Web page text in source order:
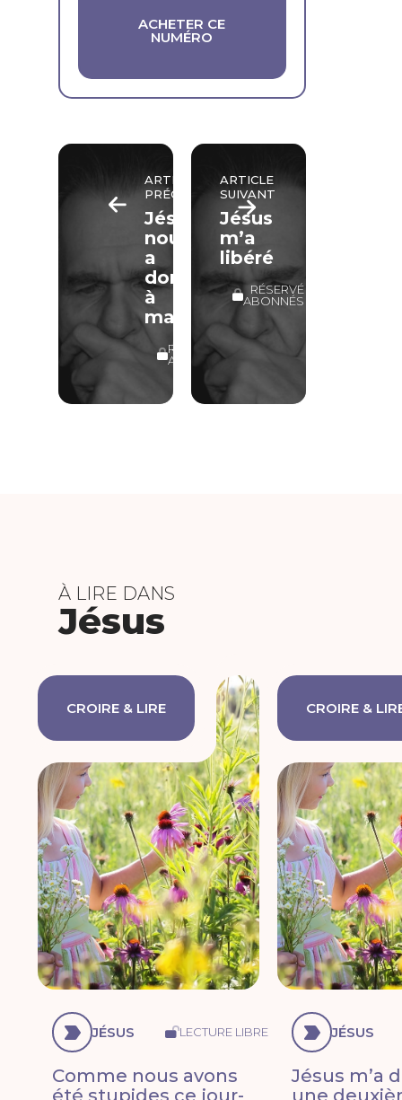
ACHETER CE
NUMÉRO
ARTICLE
PRÉCÉDENT
Jésus
nous
a
donné
à
manger
RÉSERVÉ
ABONNÉS
ARTICLE
SUIVANT
Jésus
m’a
libéré
RÉSERVÉ
ABONNÉS
À LIRE DANS
Jésus
CROIRE & LIRE
JÉSUS LECTURE LIBRE
Comme nous avons
CROIRE &
JÉSUS
Jésus m’a